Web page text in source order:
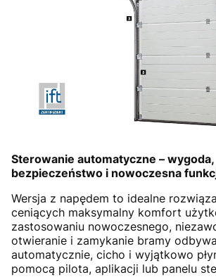
Sterowanie automatyczne – wygoda,
bezpieczeństwo i nowoczesna
Wersja z napędem to idealne
ceniących maksymalny komfort
zastosowaniu nowoczesnego,
otwieranie i zamykanie bramy
automatycznie, cicho i wyjątkowo
pomocą pilota, aplikacji lub panelu